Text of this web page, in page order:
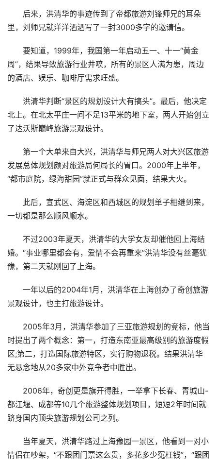
后来，洪清华的事迹传到了帝都旅游刘锋师兄的耳朵
里，刘师兄就洋洋洒洒写了一封3000多字的邀请信。
要知道，1999年，我国第一年启动五一、十一“黄金
周”，结果导致旅游行业井喷，所有的景区人满为患，周边
的酒店、娱乐、咖啡厅需求旺盛。
洪清华判断“景区的规划设计大有搞头”。最后，他决定
北上。在北太平庄一间不足13平米的地下室，两人开始创立
了达沃斯巅峰旅游景观设计。
第一个大单来自大兴，洪清华与师兄两人对大兴区旅游
发展总体规划颇对旅游局何局长的胃口。2000年上半年，
“都市庭院，绿海甜园”就正式与群众见面，结果大火。
此后，宣武区、海淀区和西城区的规划单子相继到来，
一切都是那么顺风顺水。
不过2003年夏天，洪清华的大学女友却催他回上海结
婚。“事业哪里都会有，爱情不会再重来”洪清华没有丝毫犹
豫，第二天就刚回了上海。
一年以后的2004年1月，洪清华在上海创办了奇创旅游
景观设计，也主打旅游设计。
2005年3月，洪清华参加了三亚旅游规划的竞标，他当
时提出了两个概念：第一，打造东南亚最高级别的旅游度假
区;第二，打造国际旅游特区，实行购物退税。结果洪清华
无悬念地从20多家中外竞争者中胜出。
2006年，奇创更是旗开得胜，一举拿下长春、青城山-
都江堰、成都等10几个旅游整体规划项目，短短2年时间就
跻身国内顶尖旅游规划公司之列。
当年夏天，洪清华路过上海豫园一景区，他看到一对小
情侣在吵架，“不跟团门票这么贵，多花多少冤枉钱”，“跟团